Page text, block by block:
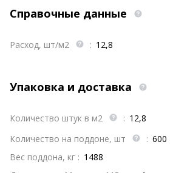
Справочные данные
Расход, шт/м2 : 12,8
Упаковка и доставка
Количество штук в м2 : 12,8
Количество на поддоне, шт
: 600
Вес поддона, кг : 1488